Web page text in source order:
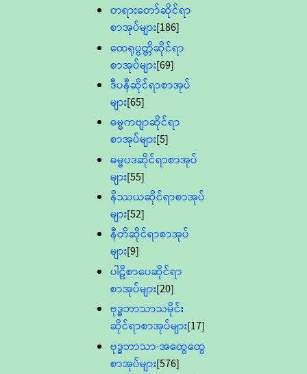
တရားတော်ဆိုင်ရာ
စာအုပ်များ[186]
ထေရုပ္ပတ္တိဆိုင်ရာ
စာအုပ်များ[69]
ဒီပနီဆိုင်ရာစာအုပ်
များ[65]
ဓမ္မကဗျာဆိုင်ရာ
စာအုပ်များ[5]
ဓမ္မပဒဆိုင်ရာစာအုပ်
များ[55]
နိဿယဆိုင်ရာစာအုပ်
များ[52]
နီတိဆိုင်ရာစာအုပ်
များ[9]
ပါဠိစာပေဆိုင်ရာ
စာအုပ်များ[20]
ဗုဒ္ဓဘာသာသမိုင်း
ဆိုင်ရာစာအုပ်များ[17]
ဗုဒ္ဓဘာသာ-အထွေထွေ
စာအုပ်များ[576]